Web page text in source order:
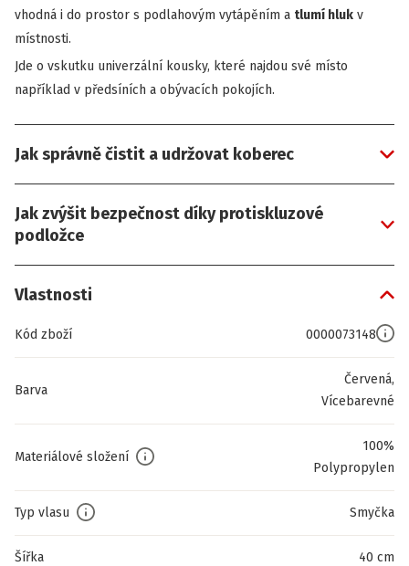
vhodná i do prostor s podlahovým vytápěním a tlumí hluk v
místnosti.
Jde o vskutku univerzální kousky, které najdou své místo
například v předsíních a obývacích pokojích.
Jak správně čistit a udržovat koberec
Jak zvýšit bezpečnost díky protiskluzové
podložce
Vlastnosti
Kód zboží 0000073148
Barva
Červená,
Vícebarevné
Materiálové složení
100%
Polypropylen
Typ vlasu Smyčka
Šířka 40 cm